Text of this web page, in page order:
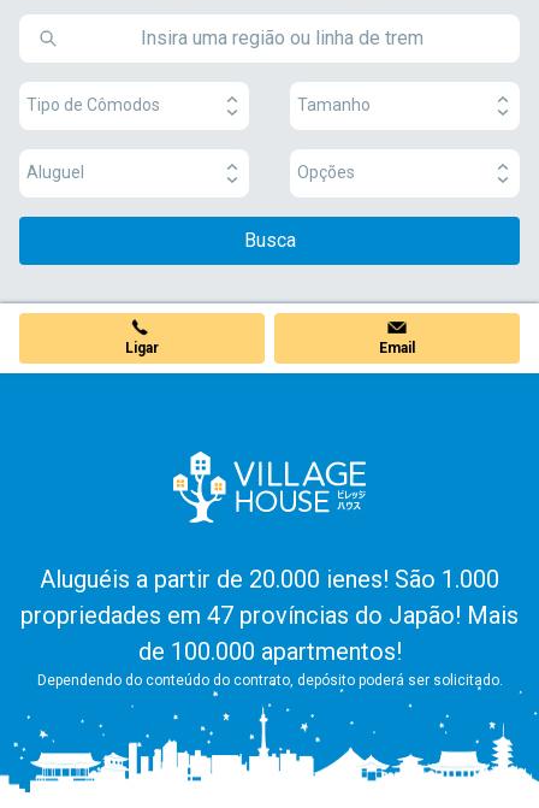
Tipo de Cômodos Tamanho
Aluguel Opções
Busca
Ligar Email
Aluguéis a partir de 20.000 ienes! São 1.000
propriedades em 47 províncias do Japão! Mais
de 100.000 apartmentos!
Dependendo do conteúdo do contrato, depósito poderá ser solicitado.